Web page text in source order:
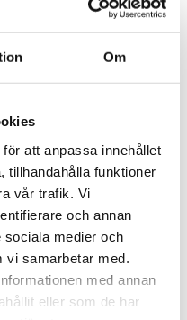
Om
att anpassa innehållet
tillhandahålla funktioner
vår trafik. Vi
och annan
sociala medier och
samarbetar med.
med annan
eller som de har
byta opposition
– en tid att
Guds röst